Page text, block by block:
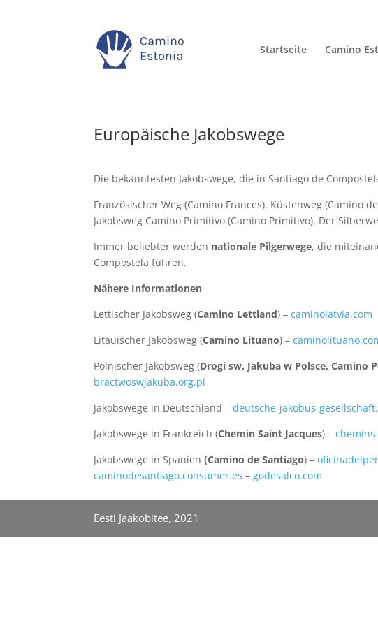
Startseite Camino
Europäische Jakobswege
Die bekanntesten Jakobswege, die in Santiago de
Französischer Weg (Camino Frances), Küstenweg (Camino
Jakobsweg Camino Primitivo (Camino Primitivo), Der
Immer beliebter werden nationale Pilgerwege, die
Compostela führen.
Nähere Informationen
Lettischer Jakobsweg (Camino Lettland) –caminolatvia.com
Litauischer Jakobsweg (Camino Lituano) –
Polnischer Jakobsweg (Drogi sw. Jakuba w Polsce, Camino
bractwoswjakuba.org.pl
Jakobswege in Deutschland –deutsche-jakobus-
Jakobswege in Frankreich (Chemin Saint Jacques) –
Jakobswege in Spanien(Camino de Santiago) –
caminodesantiago.consumer.es –godesalco.com
Eesti Jaakobitee, 2021